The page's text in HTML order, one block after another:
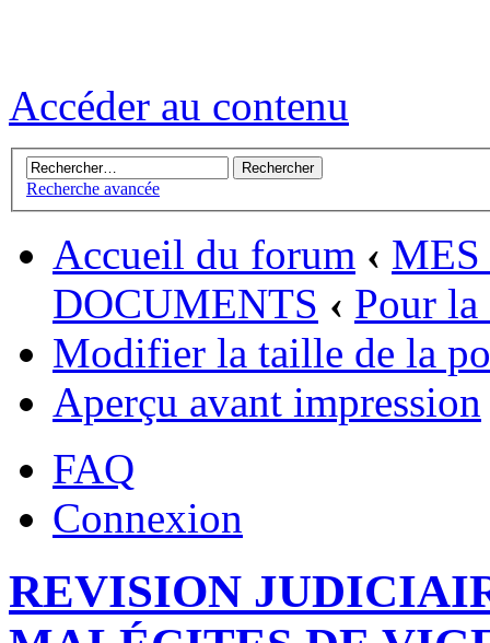
Accéder au contenu
Recherche avancée
Accueil du forum ‹
DOCUMENTS ‹ Pour
Modifier la taille de la
Aperçu avant impression
FAQ
Connexion
REVISION